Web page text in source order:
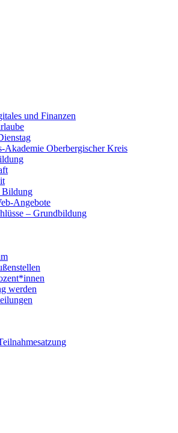
und Finanzen
Akademie Oberbergischer Kreis
Angebote
– Grundbildung
werden